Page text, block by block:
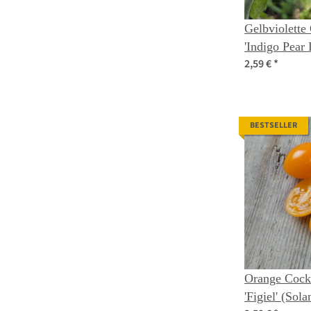
Gelbviolette
'Indigo Pear
2,59 €*
BESTSELLER
Orange
'Figiel'